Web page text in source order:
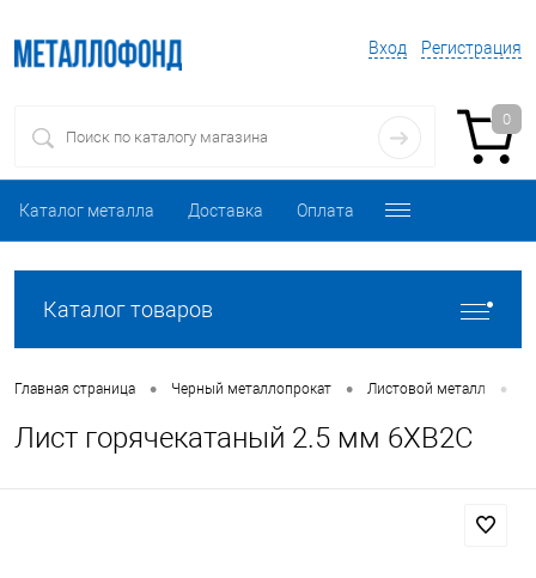
Вход Регистрация
0
Каталог металла Доставка Оплата
Каталог товаров
Главная страница • Черный металлопрокат • Листовой металл •
Лист горячекатаный 2.5 мм 6ХВ2С